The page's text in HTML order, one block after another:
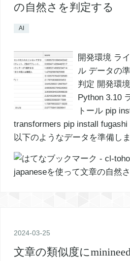
の自然さを判定する
AI
開発環境 ラ
ル データの
判定 開発環
Python 3.10
トール pip
transformers pip install
以下のようなデータを準備し
2024-03-25
文章の類似度に